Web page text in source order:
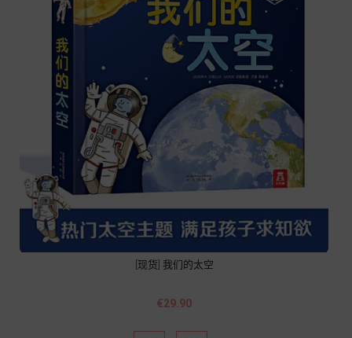
[现货] 我们的太空
Price
€29.90